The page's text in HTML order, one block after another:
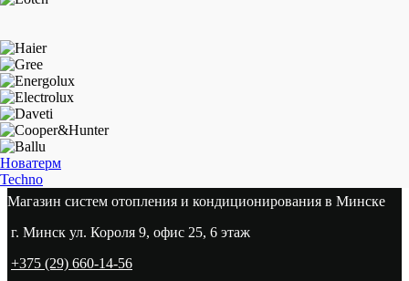
Новатерм
Techno
Магазин систем отопления и кондиционирования в Минске
г. Минск ул. Короля 9, офис 25, 6 этаж
+375 (29) 660-14-56